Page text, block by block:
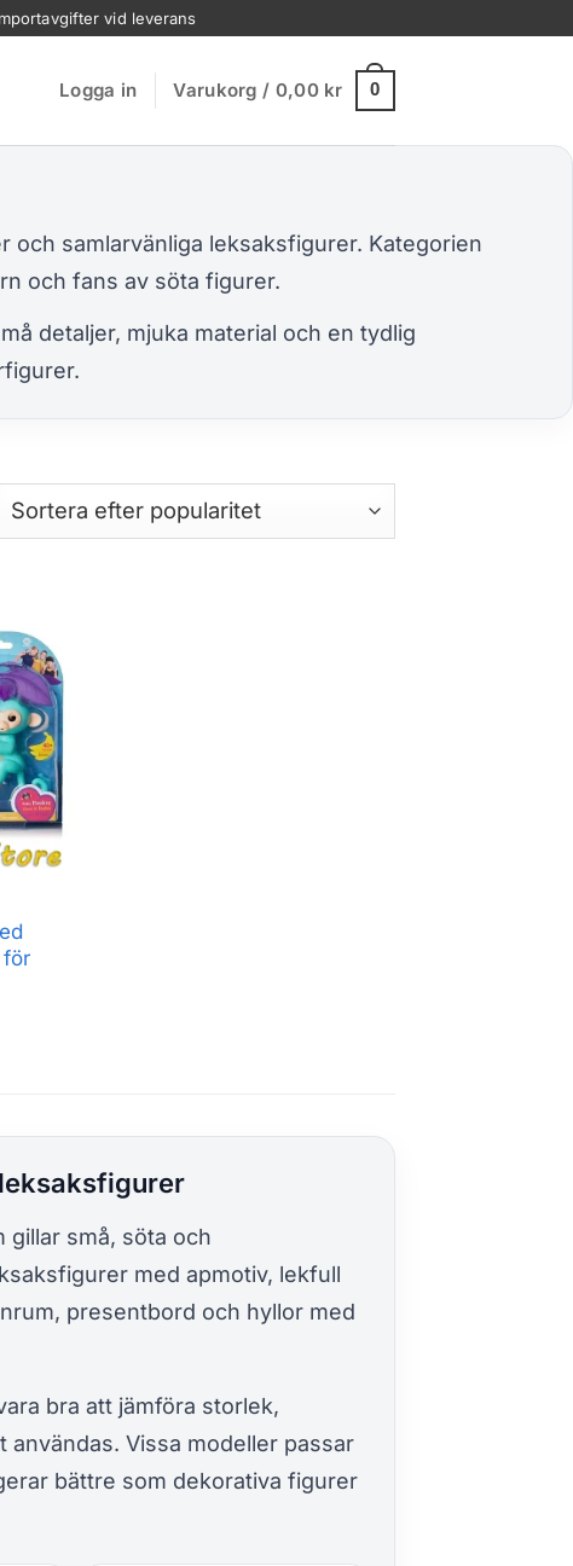
vid leverans
Logga in Varukorg / 0,00 kr 0
samlarvänliga leksaksfigurer. Kategorien
och fans av söta figurer.
detaljer, mjuka material och en tydlig
för
små, söta och
med apmotiv, lekfull
presentbord och hyllor med
bra att jämföra storlek,
Vissa modeller passar
bättre som dekorativa figurer